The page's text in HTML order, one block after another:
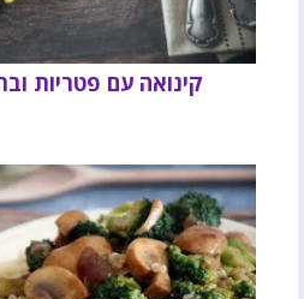
קינואה עם פטריות